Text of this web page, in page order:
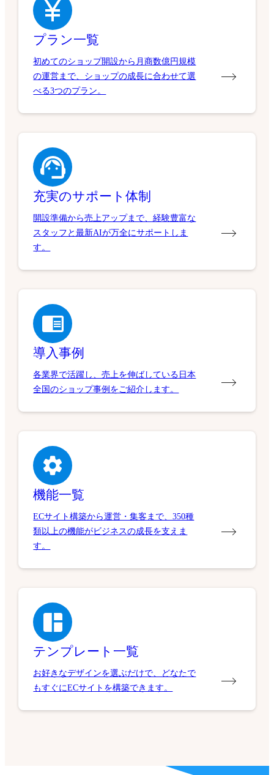
プラン一覧
初めてのショップ開設から月商数億円規模
の運営まで、ショップの成長に合わせて選
べる3つのプラン。
充実のサポート体制
開設準備から売上アップまで、経験豊富な
スタッフと最新AIが万全にサポートしま
す。
導入事例
各業界で活躍し、売上を伸ばしている日本
全国のショップ事例をご紹介します。
機能一覧
ECサイト構築から運営・集客まで、350種
類以上の機能がビジネスの成長を支えま
す。
テンプレート一覧
お好きなデザインを選ぶだけで、どなたで
もすぐにECサイトを構築できます。